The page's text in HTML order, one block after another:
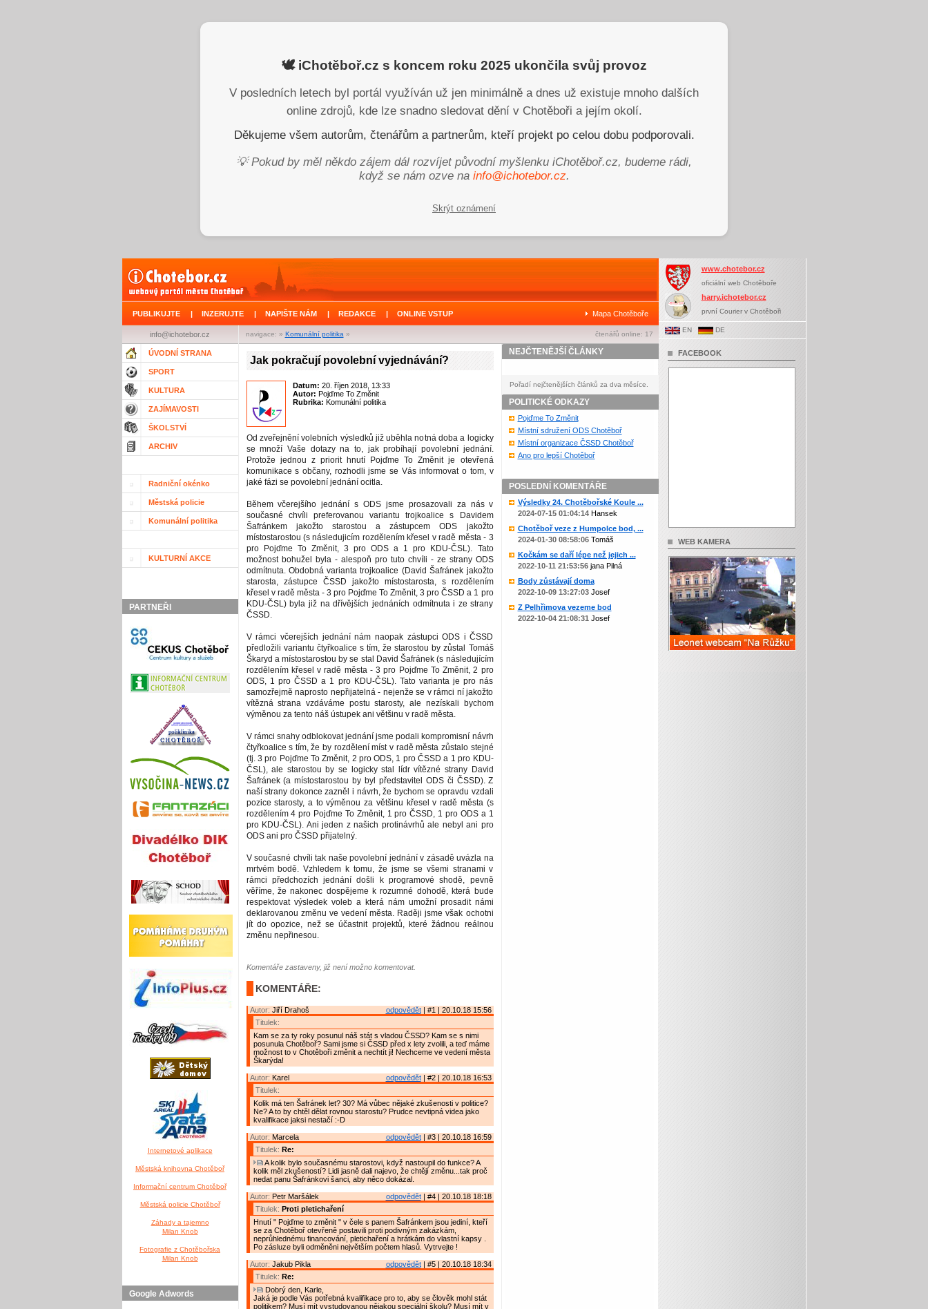
🕊️ iChotěboř.cz s koncem roku 2025 ukončila svůj provoz
V posledních letech byl portál využíván už jen minimálně a dnes už existuje mnoho dalších
online zdrojů, kde lze snadno sledovat dění v Chotěboři a jejím okolí.
Děkujeme všem autorům, čtenářům a partnerům, kteří projekt po celou dobu podporovali.
💡 Pokud by měl někdo zájem dál rozvíjet původní myšlenku iChotěboř.cz, budeme rádi,
když se nám ozve na info@ichotebor.cz.
Skrýt oznámení
PUBLIKUJTE | INZERUJTE | NAPIŠTE NÁM | REDAKCE | ONLINE VSTUP Mapa Chotěboře
navigace: » Komunální politika » čtenářů online: 17
info@ichotebor.cz
ÚVODNÍ STRANA
SPORT
KULTURA
ZAJÍMAVOSTI
ŠKOLSTVÍ
ARCHIV
Radniční okénko
Městská policie
Komunální politika
KULTURNÍ AKCE
PARTNEŘI
Internetové aplikace
Městská knihovna Chotěboř
Informační centrum Chotěboř
Městská policie Chotěboř
Záhady a tajemno
Milan Knob
Fotografie z Chotěbořska
Milan Knob
Google Adwords
Jak pokračují povolební vyjednávání?
Datum: 20. říjen 2018, 13:33
Autor: Pojďme To Změnit
Rubrika: Komunální politika
Od zveřejnění volebních výsledků již uběhla notná doba a logicky
se množí Vaše dotazy na to, jak probíhají povolební jednání.
Protože jednou z priorit hnutí Pojďme To Změnit je otevřená
komunikace s občany, rozhodli jsme se Vás informovat o tom, v
jaké fázi se povolební jednání ocitla.
Během včerejšího jednání s ODS jsme prosazovali za nás v
současné chvíli preferovanou variantu trojkoalice s Davidem
Šafránkem jakožto starostou a zástupcem ODS jakožto
místostarostou (s následujicím rozdělením křesel v radě města - 3
pro Pojďme To Změnit, 3 pro ODS a 1 pro KDU-ČSL). Tato
možnost bohužel byla - alespoň pro tuto chvíli - ze strany ODS
odmítnuta. Obdobná varianta trojkoalice (David Šafránek jakožto
starosta, zástupce ČSSD jakožto místostarosta, s rozdělením
křesel v radě města - 3 pro Pojďme To Změnit, 3 pro ČSSD a 1 pro
KDU-ČSL) byla již na dřívějších jednáních odmítnuta i ze strany
ČSSD.
V rámci včerejších jednání nám naopak zástupci ODS i ČSSD
předložili variantu čtyřkoalice s tím, že starostou by zůstal Tomáš
Škaryd a místostarostou by se stal David Šafránek (s následujícím
rozdělením křesel v radě města - 3 pro Pojďme To Změnit, 2 pro
ODS, 1 pro ČSSD a 1 pro KDU-ČSL). Tato varianta je pro nás
samozřejmě naprosto nepřijatelná - nejenže se v rámci ní jakožto
vítězná strana vzdáváme postu starosty, ale nezískali bychom
výměnou za tento náš ústupek ani většinu v radě města.
V rámci snahy odblokovat jednání jsme podali kompromisní návrh
čtyřkoalice s tím, že by rozdělení míst v radě města zůstalo stejné
(tj. 3 pro Pojďme To Změnit, 2 pro ODS, 1 pro ČSSD a 1 pro KDU-
ČSL), ale starostou by se logicky stal lídr vítězné strany David
Šafránek (a místostarostou by byl představitel ODS či ČSSD). Z
naší strany dokonce zazněl i návrh, že bychom se opravdu vzdali
pozice starosty, a to výměnou za většinu křesel v radě města (s
rozdělením 4 pro Pojďme To Změnit, 1 pro ČSSD, 1 pro ODS a 1
pro KDU-ČSL). Ani jeden z našich protinávrhů ale nebyl ani pro
ODS ani pro ČSSD přijatelný.
V současné chvíli tak naše povolební jednání v zásadě uvázla na
mrtvém bodě. Vzhledem k tomu, že jsme se všemi stranami v
rámci předchozích jednání došli k programové shodě, pevně
věříme, že nakonec dospějeme k rozumné dohodě, která bude
respektovat výsledek voleb a která nám umožní prosadit námi
deklarovanou změnu ve vedení města. Raději jsme však ochotni
jít do opozice, než se účastnit projektů, které žádnou reálnou
změnu nepřinesou.
Komentáře zastaveny, již není možno komentovat.
KOMENTÁŘE:
odpovědět| #1 | 20.10.18 15:56
Autor: Jiří Drahoš
Titulek:
Kam se za ty roky posunul náš stát s vladou ČSSD? Kam se s nimi
posunula Chotěboř? Sami jsme si ČSSD před x lety zvolili, a teď máme
možnost to v Chotěboři změnit a nechtít ji! Nechceme ve vedení města
Škarýda!
odpovědět| #2 | 20.10.18 16:53
Autor: Karel
Titulek:
Kolik má ten Šafránek let? 30? Má vůbec nějaké zkušenosti v politice?
Ne? A to by chtěl dělat rovnou starostu? Prudce nevtipná videa jako
kvalifikace jaksi nestačí :-D
odpovědět| #3 | 20.10.18 16:59
Autor: Marcela
Titulek: Re:
A kolik bylo současnému starostovi, když nastoupil do funkce? A
kolik měl zkušeností? Lidi jasně dali najevo, že chtějí změnu...tak proč
nedat panu Šafránkovi šanci, aby něco dokázal.
odpovědět| #4 | 20.10.18 18:18
Autor: Petr Maršálek
Titulek: Proti pletichaření
Hnutí " Pojďme to změnit " v čele s panem Šafránkem jsou jediní, kteří
se za Chotěboř otevřeně postavili proti podivným zakázkám,
neprůhlednému financování, pletichaření a hrátkám do vlastní kapsy .
Po zásluze byli odměněni největším počtem hlasů. Vytrvejte !
odpovědět| #5 | 20.10.18 18:34
Autor: Jakub Pikla
Titulek: Re:
Dobrý den, Karle,
Jaká je podle Vás potřebná kvalifikace pro to, aby se člověk mohl stát
politikem? Musí mít vystudovanou nějakou speciální školu? Musí mít v
NEJČTENĚJŠÍ ČLÁNKY
Pořadí nejčtenějších článků za dva měsíce.
POLITICKÉ ODKAZY
Pojďme To Změnit
Místní sdružení ODS Chotěboř
Místní organizace ČSSD Chotěboř
Ano pro lepší Chotěboř
POSLEDNÍ KOMENTÁŘE
Výsledky 24. Chotěbořské Koule ...
2024-07-15 01:04:14Hansek
Chotěboř veze z Humpolce bod, ...
2024-01-30 08:58:06Tomáš
Kočkám se daří lépe než jejich ...
2022-10-11 21:53:56jana Pilná
Body zůstávají doma
2022-10-09 13:27:03Josef
Z Pelhřimova vezeme bod
2022-10-04 21:08:31 Josef
www.chotebor.cz
oficiální web Chotěboře
harry.ichotebor.cz
první Courier v Chotěboři
EN DE
FACEBOOK
WEB KAMERA